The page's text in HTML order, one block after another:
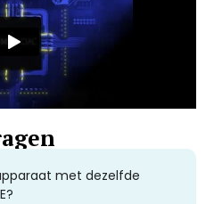
met dezelfde